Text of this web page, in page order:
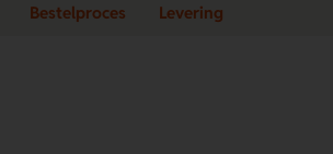
Bestelproces Levering